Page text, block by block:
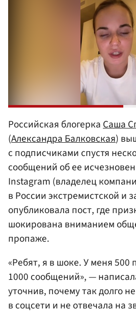
Российская блогеркаСаша
(Александра Балковская)
с подписчиками спустя
сообщений об ее
Instagram (владелец
в России экстремистской и
опубликовала пост, где
шокирована вниманием
пропаже.
«Ребят, я в шоке. У меня
1000 сообщений», —
уточнив, почему так долго
в соцсети и не отвечала на